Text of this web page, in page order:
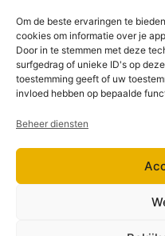
Om de beste ervaringen te
cookies om informatie over je
Door in te stemmen met deze
surfgedrag of unieke ID's op
toestemming geeft of uw
invloed hebben op bepaalde
Beheer diensten
Heeft u een vraag?
Neem dan contact met
Bezorging & betaling